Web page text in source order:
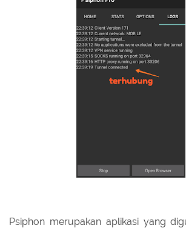
Psiphon merupakan aplikasi yang